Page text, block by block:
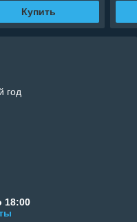
Купить
год
18:00